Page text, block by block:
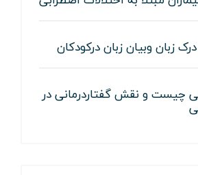
زبان وبیان زبان درکودکان
چیست و نقش گفتاردرمانی در